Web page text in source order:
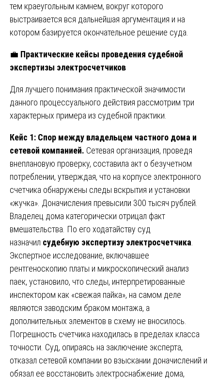
тем краеугольным камнем, вокруг которого
выстраивается вся дальнейшая аргументация и на
котором базируется окончательное решение суда.
💼 Практические кейсы проведения судебной
экспертизы электросчетчиков
Для лучшего понимания практической значимости
данного процессуального действия рассмотрим три
характерных примера из судебной практики.
Кейс 1: Спор между владельцем частного дома и
сетевой компанией. Сетевая организация, проведя
внеплановую проверку, составила акт о безучетном
потреблении, утверждая, что на корпусе электронного
счетчика обнаружены следы вскрытия и установки
«жучка». Доначисления превысили 300 тысяч рублей.
Владелец дома категорически отрицал факт
вмешательства. По его ходатайству суд
назначил судебную экспертизу электросчетчика
Экспертное исследование, включавшее
рентгеноскопию платы и микроскопический анализ
паек, установило, что следы, интерпретированные
инспектором как «свежая пайка», на самом деле
являются заводским браком монтажа, а
дополнительных элементов в схему не вносилось.
Погрешность счетчика находилась в пределах класса
точности. Суд, опираясь на заключение эксперта,
отказал сетевой компании во взыскании доначислений и
обязал ее восстановить электроснабжение дома,